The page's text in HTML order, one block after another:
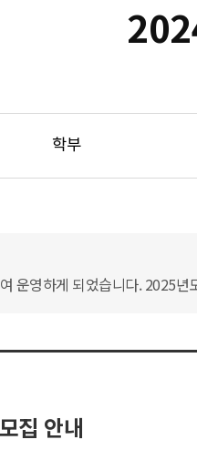
학부
운영하게 되었습니다. 2025
집 안내